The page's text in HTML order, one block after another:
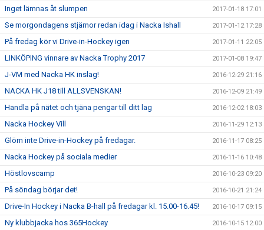
Inget lämnas åt slumpen 2017-01-18 17:01
Se morgondagens stjärnor redan idag i Nacka Ishall 2017-01-12 17:28
På fredag kör vi Drive-in-Hockey igen 2017-01-11 22:05
LINKÖPING vinnare av Nacka Trophy 2017 2017-01-08 19:47
J-VM med Nacka HK inslag! 2016-12-29 21:16
NACKA HK J18 till ALLSVENSKAN! 2016-12-09 21:49
Handla på nätet och tjäna pengar till ditt lag 2016-12-02 18:03
Nacka Hockey Vill 2016-11-29 12:13
Glöm inte Drive-in-Hockey på fredagar. 2016-11-17 08:25
Nacka Hockey på sociala medier 2016-11-16 10:48
Höstlovscamp 2016-10-23 09:20
På söndag börjar det! 2016-10-21 21:24
Drive-In Hockey i Nacka B-hall på fredagar kl. 15.00-16.45! 2016-10-17 09:15
Ny klubbjacka hos 365Hockey 2016-10-15 12:00